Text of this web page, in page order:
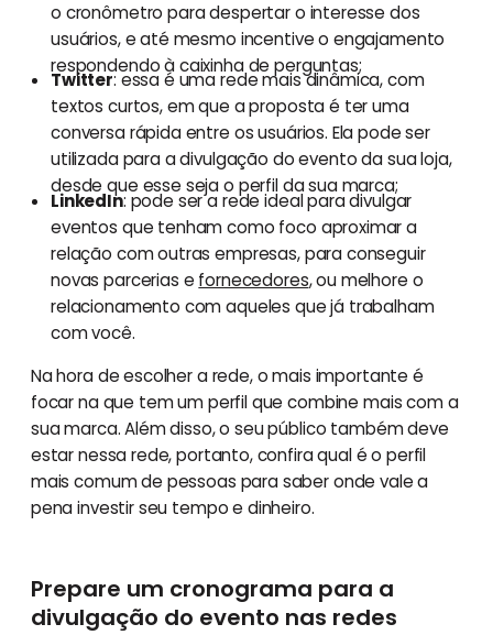
o cronômetro para despertar o interesse dos
usuários, e até mesmo incentive o engajamento
respondendo à caixinha de perguntas;
Twitter: essa é uma rede mais dinâmica, com
textos curtos, em que a proposta é ter uma
conversa rápida entre os usuários. Ela pode ser
utilizada para a divulgação do evento da sua loja,
desde que esse seja o perfil da sua marca;
LinkedIn: pode ser a rede ideal para divulgar
eventos que tenham como foco aproximar a
relação com outras empresas, para conseguir
novas parcerias e fornecedores, ou melhore o
relacionamento com aqueles que já trabalham
com você.
Na hora de escolher a rede, o mais importante é
focar na que tem um perfil que combine mais com a
sua marca. Além disso, o seu público também deve
estar nessa rede, portanto, confira qual é o perfil
mais comum de pessoas para saber onde vale a
pena investir seu tempo e dinheiro.
Prepare um cronograma para a
divulgação do evento nas redes